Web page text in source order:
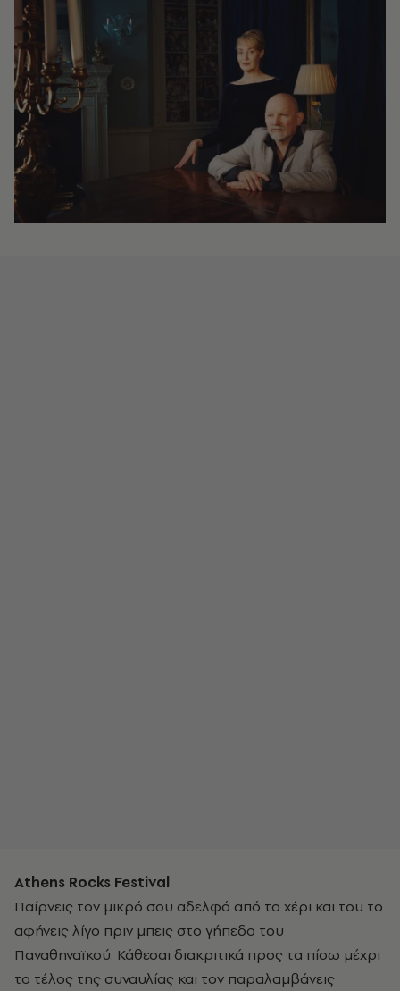
Αthens Rocks Festival
Παίρνεις τον μικρό σου αδελφό από το χέρι και του το
αφήνεις λίγο πριν μπεις στο γήπεδο του
Παναθηναϊκού. Κάθεσαι διακριτικά προς τα πίσω μέχρι
το τέλος της συναυλίας και τον παραλαμβάνεις